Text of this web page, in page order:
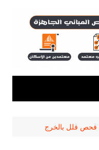
فلل بالخرج